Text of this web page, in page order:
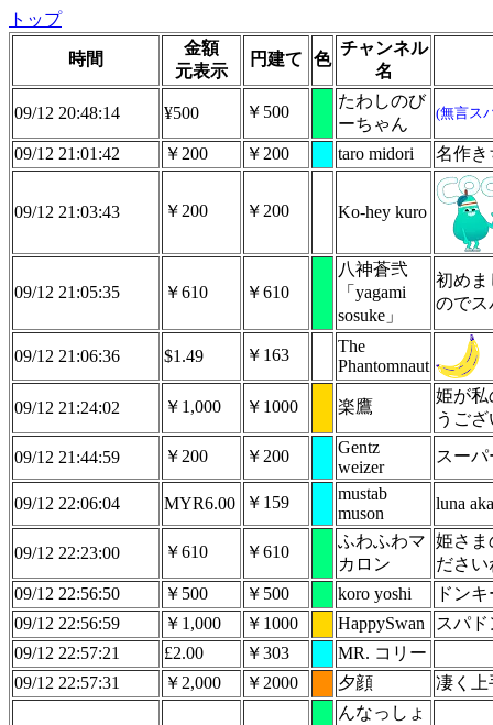
トップ
時間
金額
元表示
円建て 色
チャンネル
名
09/12 20:48:14 ¥500 ￥500
たわしのび
ーちゃん
(無言ス
09/12 21:01:42 ￥200 ￥200 taro midori 名作き
09/12 21:03:43 ￥200 ￥200 Ko-hey kuro
09/12 21:05:35 ￥610 ￥610
八神蒼弐
「yagami
sosuke」
初めま
のでス
09/12 21:06:36 $1.49 ￥163
The
Phantomnaut
09/12 21:24:02 ￥1,000 ￥1000 楽鷹
姫が
うご
09/12 21:44:59 ￥200 ￥200
Gentz
weizer
スー
09/12 22:06:04 MYR6.00 ￥159
mustab
muson
luna
09/12 22:23:00 ￥610 ￥610
ふわふわマ
カロン
姫さま
ださい
09/12 22:56:50
￥500 ￥500 koro yoshi
ドン
09/12 22:56:59
￥1,000 ￥1000 HappySwan
スパ
09/12 22:57:21
£2.00 ￥303
MR. コリー
09/12 22:57:31
￥2,000 ￥2000 夕顔 凄く上
んなっしょ